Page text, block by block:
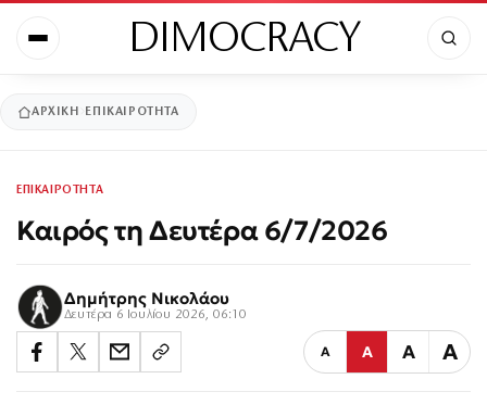
DIMOCRACY
ΑΡΧΙΚΉ ΕΠΙΚΑΙΡΟΤΗΤΑ
ΕΠΙΚΑΙΡΟΤΗΤΑ
Καιρός τη Δευτέρα 6/7/2026
Δημήτρης Νικολάου
Δευτέρα 6 Ιουλίου 2026, 06:10
Α Α Α Α